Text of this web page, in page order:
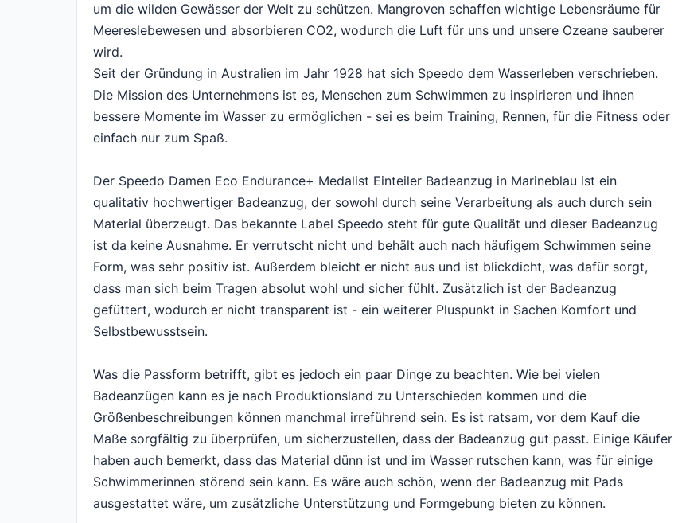
um die wilden Gewässer der Welt zu schützen. Mangroven schaffen wichtige Lebensräume für
Meereslebewesen und absorbieren CO2, wodurch die Luft für uns und unsere Ozeane sauberer
wird.
Seit der Gründung in Australien im Jahr 1928 hat sich Speedo dem Wasserleben verschrieben.
Die Mission des Unternehmens ist es, Menschen zum Schwimmen zu inspirieren und ihnen
bessere Momente im Wasser zu ermöglichen - sei es beim Training, Rennen, für die Fitness oder
einfach nur zum Spaß.
Der Speedo Damen Eco Endurance+ Medalist Einteiler Badeanzug in Marineblau ist ein
qualitativ hochwertiger Badeanzug, der sowohl durch seine Verarbeitung als auch durch sein
Material überzeugt. Das bekannte Label Speedo steht für gute Qualität und dieser Badeanzug
ist da keine Ausnahme. Er verrutscht nicht und behält auch nach häufigem Schwimmen seine
Form, was sehr positiv ist. Außerdem bleicht er nicht aus und ist blickdicht, was dafür sorgt,
dass man sich beim Tragen absolut wohl und sicher fühlt. Zusätzlich ist der Badeanzug
gefüttert, wodurch er nicht transparent ist - ein weiterer Pluspunkt in Sachen Komfort und
Selbstbewusstsein.
Was die Passform betrifft, gibt es jedoch ein paar Dinge zu beachten. Wie bei vielen
Badeanzügen kann es je nach Produktionsland zu Unterschieden kommen und die
Größenbeschreibungen können manchmal irreführend sein. Es ist ratsam, vor dem Kauf die
Maße sorgfältig zu überprüfen, um sicherzustellen, dass der Badeanzug gut passt. Einige Käufer
haben auch bemerkt, dass das Material dünn ist und im Wasser rutschen kann, was für einige
Schwimmerinnen störend sein kann. Es wäre auch schön, wenn der Badeanzug mit Pads
ausgestattet wäre, um zusätzliche Unterstützung und Formgebung bieten zu können.